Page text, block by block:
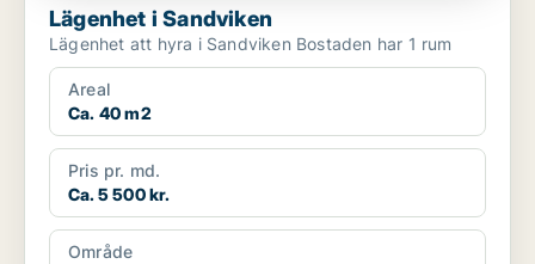
Lägenhet i Sandviken
Lägenhet att hyra i Sandviken Bostaden har 1 rum
Areal
Ca. 40 m2
Pris pr. md.
Ca. 5 500 kr.
Område